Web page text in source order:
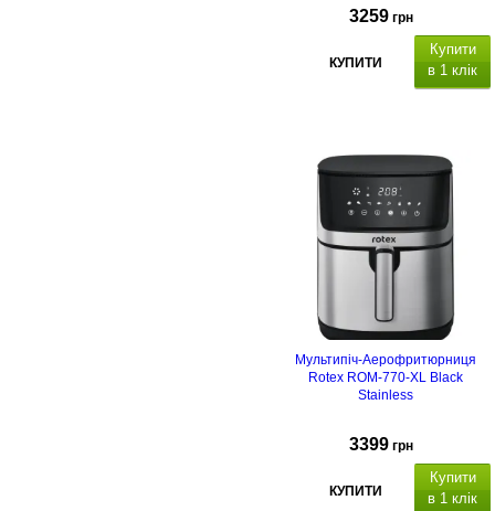
3259 грн
КУПИТИ
Купити
в 1 клік
Мультипіч-Аерофритюрниця
Rotex ROM-770-XL Black
Stainless
3399 грн
КУПИТИ
Купити
в 1 клік